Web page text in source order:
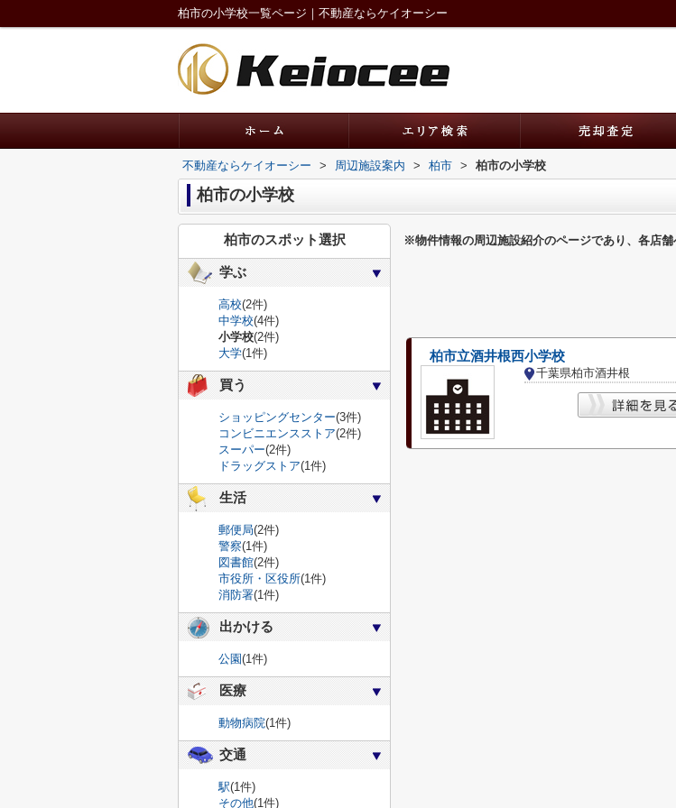
柏市の小学校一覧ページ｜不動産ならケイオーシー
不動産ならケイオーシー > 周辺施設案内 > 柏市 > 柏市の小学校
柏市の小学校
※物件情報の周辺施設紹介のページであり、各店舗
柏市立酒井根西小学校
千葉県柏市酒井根
柏市のスポット選択
学ぶ
高校(2件)
中学校(4件)
小学校(2件)
大学(1件)
買う
ショッピングセンター(3件)
コンビニエンスストア(2件)
スーパー(2件)
ドラッグストア(1件)
生活
郵便局(2件)
警察(1件)
図書館(2件)
市役所・区役所(1件)
消防署(1件)
出かける
公園(1件)
医療
動物病院(1件)
交通
駅(1件)
その他(1件)